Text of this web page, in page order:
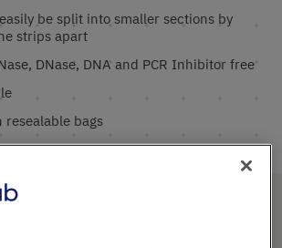
be split into smaller sections by
strips apart
DNase, DNA and PCR Inhibitor free
resealable bags